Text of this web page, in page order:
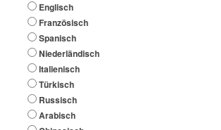
Englisch
Französisch
Spanisch
Niederländisch
Italienisch
Türkisch
Russisch
Arabisch